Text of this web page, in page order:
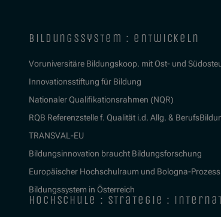
bildungssystem : entwickeln
Voruniversitäre Bildungskoop. mit Ost- und
Innovationsstiftung für Bildung
Nationaler Qualifikationsrahmen (NQR)
RQB Referenzstelle f. Qualität i.d. Allg. &
TRANSVAL-EU
Bildungsinnovation braucht Bildungsforschung
Europäischer Hochschulraum und Bologna-Prozess
Bildungssystem in Österreich
hochschule : strategie :